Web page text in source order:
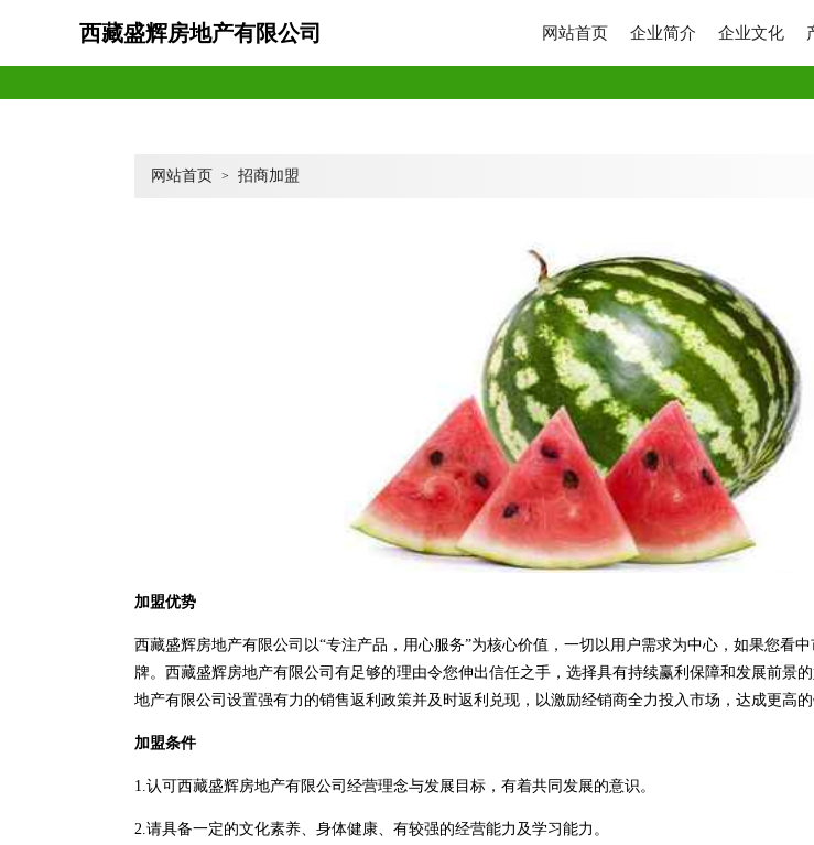
西藏盛辉房地产有限公司 网站首页 企业简介 企业文化
网站首页 > 招商加盟
加盟优势
西藏盛辉房地产有限公司以“专注产品，用心服务”为核心价值，一切以用户需求为中心，如果您看
牌。西藏盛辉房地产有限公司有足够的理由令您伸出信任之手，选择具有持续赢利保障和发展前景
地产有限公司设置强有力的销售返利政策并及时返利兑现，以激励经销商全力投入市场，达成更高的
加盟条件
1.认可西藏盛辉房地产有限公司经营理念与发展目标，有着共同发展的意识。
2.请具备一定的文化素养、身体健康、有较强的经营能力及学习能力。